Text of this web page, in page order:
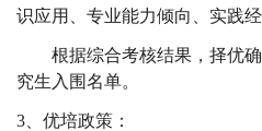
识应用、专业能力倾向、实践
根据综合考核结果，择优
究生入围名单。
3 、优培政策：